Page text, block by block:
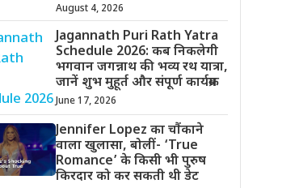
August 4, 2026
Jagannath Puri Rath Yatra
Schedule 2026: कब निकलेगी
भगवान जगन्नाथ की भव्य रथ यात्रा,
जानें शुभ मुहूर्त और संपूर्ण कार्यक्रम
June 17, 2026
Jennifer Lopez का चौंकाने
वाला खुलासा, बोलीं- ‘True
Romance’ के किसी भी पुरुष
किरदार को कर सकती थी डेट